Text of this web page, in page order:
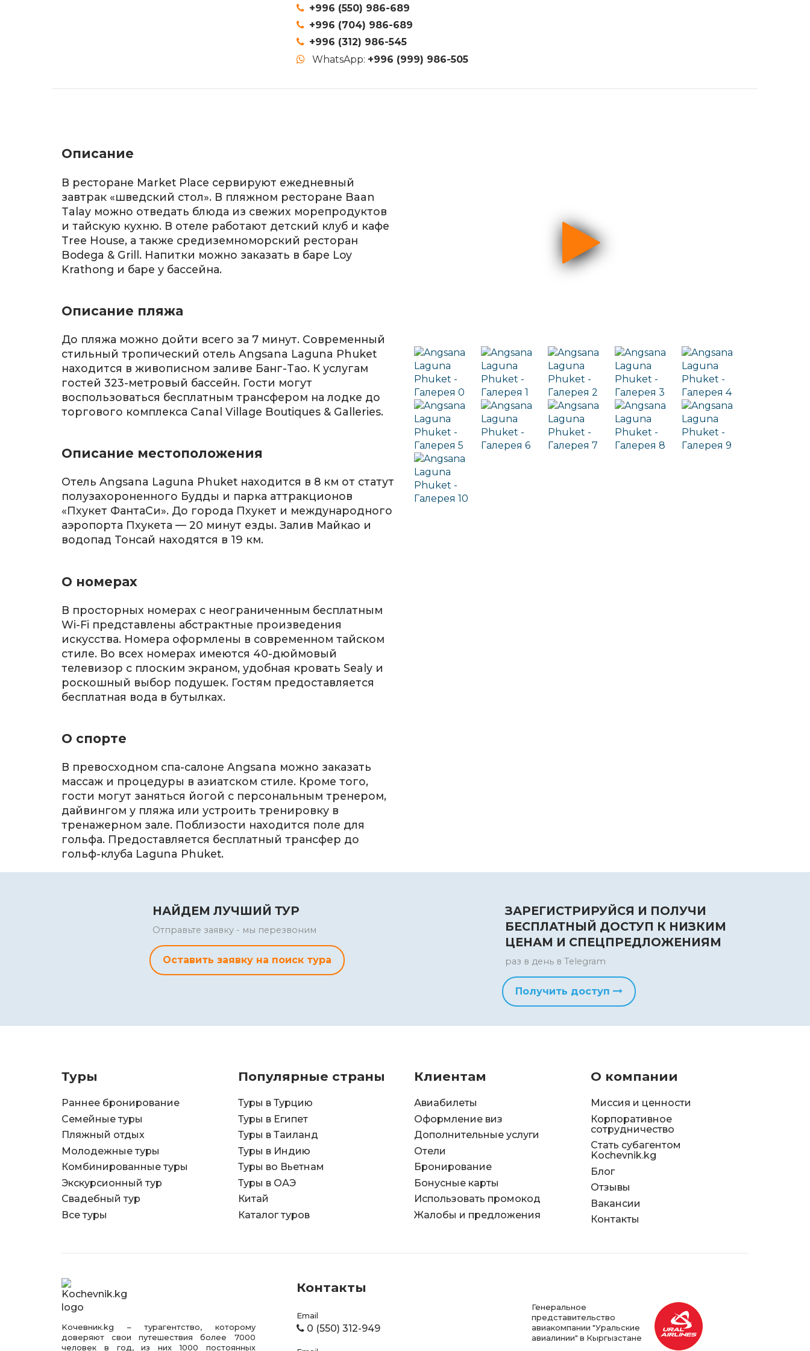
+996 (550) 986-689
+996 (704) 986-689
+996 (312) 986-545
WhatsApp: +996 (999) 986-505
Описание
В ресторане Market Place сервируют ежедневный
завтрак «шведский стол». В пляжном ресторане Baan
Talay можно отведать блюда из свежих морепродуктов
и тайскую кухню. В отеле работают детский клуб и кафе
Tree House, а также средиземноморский ресторан
Bodega & Grill. Напитки можно заказать в баре Loy
Krathong и баре у бассейна.
Описание пляжа
До пляжа можно дойти всего за 7 минут. Современный
стильный тропический отель Angsana Laguna Phuket
находится в живописном заливе Банг-Тао. К услугам
гостей 323-метровый бассейн. Гости могут
воспользоваться бесплатным трансфером на лодке до
торгового комплекса Canal Village Boutiques & Galleries.
Описание местоположения
Отель Angsana Laguna Phuket находится в 8 км от статут
полузахороненного Будды и парка аттракционов
«Пхукет ФантаСи». До города Пхукет и международного
аэропорта Пхукета — 20 минут езды. Залив Майкао и
водопад Тонсай находятся в 19 км.
О номерах
В просторных номерах с неограниченным бесплатным
Wi-Fi представлены абстрактные произведения
искусства. Номера оформлены в современном тайском
стиле. Во всех номерах имеются 40-дюймовый
телевизор с плоским экраном, удобная кровать Sealy и
роскошный выбор подушек. Гостям предоставляется
бесплатная вода в бутылках.
О спорте
В превосходном спа-салоне Angsana можно заказать
массаж и процедуры в азиатском стиле. Кроме того,
гости могут заняться йогой с персональным тренером,
дайвингом у пляжа или устроить тренировку в
тренажерном зале. Поблизости находится поле для
гольфа. Предоставляется бесплатный трансфер до
гольф-клуба Laguna Phuket.
НАЙДЕМ ЛУЧШИЙ ТУР
Отправьте заявку - мы перезвоним
Оставить заявку на поиск тура
ЗАРЕГИСТРИРУЙСЯ И ПОЛУЧИ
БЕСПЛАТНЫЙ ДОСТУП К НИЗКИМ
ЦЕНАМ И СПЕЦПРЕДЛОЖЕНИЯМ
раз в день в Telegram
Получить доступ
Туры
Раннее бронирование
Семейные туры
Пляжный отдых
Молодежные туры
Комбинированные туры
Экскурсионный тур
Свадебный тур
Все туры
Популярные страны
Туры в Турцию
Туры в Египет
Туры в Таиланд
Туры в Индию
Туры во Вьетнам
Туры в ОАЭ
Китай
Каталог туров
Клиентам
Авиабилеты
Оформление виз
Дополнительные услуги
Отели
Бронирование
Бонусные карты
Использовать промокод
Жалобы и предложения
О компании
Миссия и ценности
Корпоративное
сотрудничество
Стать субагентом
Kochevnik.kg
Блог
Отзывы
Вакансии
Контакты
Kочевник.kg – турагентство, которому
доверяют свои путешествия более 7000
человек в год, из них 1000 постоянных
Контакты
Email
0 (550) 312-949
Генеральное
представительство
авиакомпании "Уральские
авиалинии" в Кыргызстане